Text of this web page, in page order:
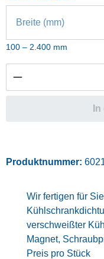
Breite (mm)
100 – 2.400 mm
Produkt
Produktnummer:
Wir fertigen für
verschweißter
Magnet,
Preis pro Stück